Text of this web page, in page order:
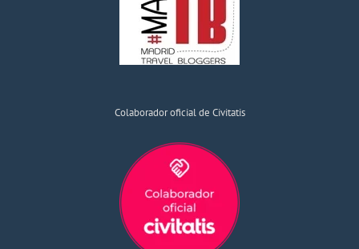
Colaborador oficial de Civitatis